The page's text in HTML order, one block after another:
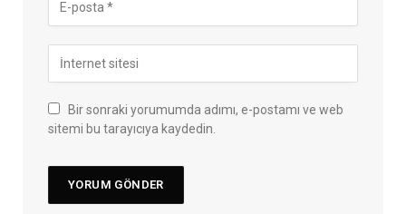
Bir sonraki yorumumda adımı, e-postamı ve web
sitemi bu tarayıcıya kaydedin.